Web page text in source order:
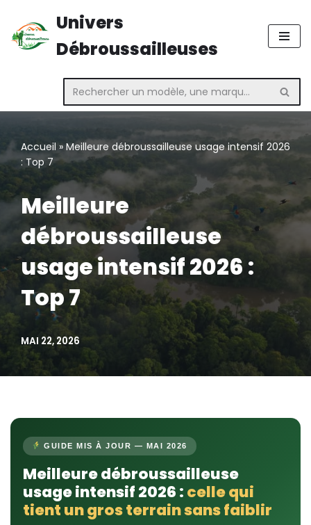
Aller
au
Univers
Débroussailleuses
Accueil »Meilleure débroussailleuse usage intensif 2026
: Top 7
Meilleure
débroussailleuse
usage intensif 2026 :
Top 7
MAI 22, 2026
GUIDE MIS À JOUR — MAI 2026
Meilleure débroussailleuse
usage intensif 2026 :celle qui
tient un gros terrain sans faiblir